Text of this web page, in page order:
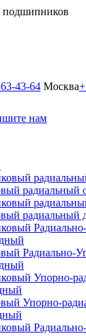
43-64 Москва
нам
радиальный
радиальный
Радиально-
Упорно-